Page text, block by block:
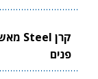
פנים